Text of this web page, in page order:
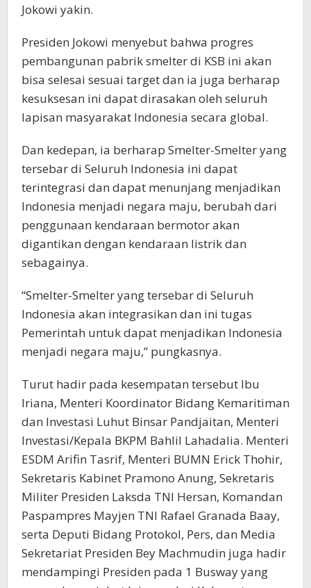
Jokowi yakin.
Presiden Jokowi menyebut bahwa progres
pembangunan pabrik smelter di KSB ini akan
bisa selesai sesuai target dan ia juga berharap
kesuksesan ini dapat dirasakan oleh seluruh
lapisan masyarakat Indonesia secara global.
Dan kedepan, ia berharap Smelter-Smelter yang
tersebar di Seluruh Indonesia ini dapat
terintegrasi dan dapat menunjang menjadikan
Indonesia menjadi negara maju, berubah dari
penggunaan kendaraan bermotor akan
digantikan dengan kendaraan listrik dan
sebagainya.
“Smelter-Smelter yang tersebar di Seluruh
Indonesia akan integrasikan dan ini tugas
Pemerintah untuk dapat menjadikan Indonesia
menjadi negara maju,” pungkasnya.
Turut hadir pada kesempatan tersebut Ibu
Iriana, Menteri Koordinator Bidang Kemaritiman
dan Investasi Luhut Binsar Pandjaitan, Menteri
Investasi/Kepala BKPM Bahlil Lahadalia. Menteri
ESDM Arifin Tasrif, Menteri BUMN Erick Thohir,
Sekretaris Kabinet Pramono Anung, Sekretaris
Militer Presiden Laksda TNI Hersan, Komandan
Paspampres Mayjen TNI Rafael Granada Baay,
serta Deputi Bidang Protokol, Pers, dan Media
Sekretariat Presiden Bey Machmudin juga hadir
mendampingi Presiden pada 1 Busway yang